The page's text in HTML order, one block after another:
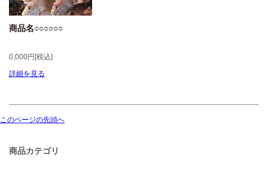
商品名○○○○○○
0,000円[税込]
詳細を見る
このページの先頭へ
商品カテゴリ